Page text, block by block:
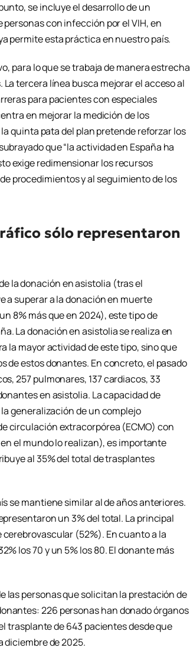
se incluye el desarrollo de un
con infección por el VIH, en
permite esta práctica en nuestro país.
para lo que se trabaja de manera estrecha
tercera línea busca mejorar el acceso al
para pacientes con especiales
en mejorar la medición de los
quinta pata del plan pretende reforzar los
que “la actividad en España ha
exige redimensionar los recursos
procedimientos y al seguimiento de los
sólo representaron
la donación en asistolia (tras el
superar a la donación en muerte
8% más que en 2024), este tipo de
La donación en asistolia se realiza en
la mayor actividad de este tipo, sino que
de estos donantes. En concreto, el pasado
257 pulmonares, 137 cardiacos, 33
en asistolia. La capacidad de
generalización de un complejo
circulación extracorpórea (ECMO) con
el mundo lo realizan), es importante
al 35% del total de trasplantes
se mantiene similar al de años anteriores.
un 3% del total. La principal
(52%). En cuanto a la
los 70 y un 5% los 80. El donante más
las personas que solicitan la prestación de
226 personas han donado órganos
trasplante de 643 pacientes desde que
diciembre de 2025.